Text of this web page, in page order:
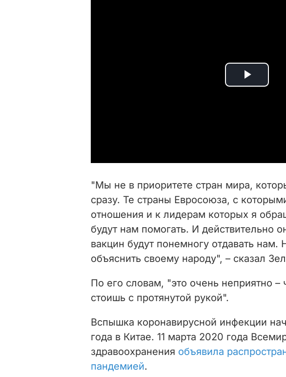
P
i
d
e
o
"Мы не в приоритете стран мира,
сразу. Те страны Евросоюза, с
отношения и к лидерам которых я
будут нам помогать. И действительно
вакцин будут понемногу отдавать нам.
объяснить своему народу", – сказал
По его словам, "это очень неприятно –
стоишь с протянутой рукой".
Вспышка коронавирусной инфекции
года в Китае. 11 марта 2020 года
здравоохранения объявила
пандемией.